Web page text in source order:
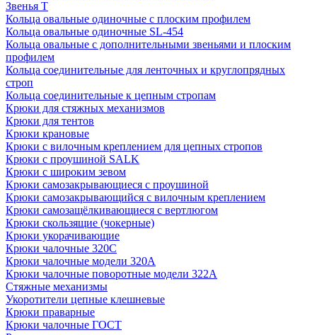
Звенья Т
Кольца овальные одиночные c плоским профилем
Кольца овальные одиночные SL-454
Кольца овальные с дополнительными звеньями и плоским
профилем
Кольца соединительные для ленточных и круглопрядных
строп
Кольца соединительные к цепным стропам
Крюки для стяжных механизмов
Крюки для тентов
Крюки крановые
Крюки с вилочным креплением для цепных стропов
Крюки с проушиной SALK
Крюки с широким зевом
Крюки самозакрывающиеся с проушиной
Крюки самозакрывающийся с вилочным креплением
Крюки самозащёлкивающиеся с вертлюгом
Крюки скользящие (чокерные)
Крюки укорачивающие
Крюки чалочные 320C
Крюки чалочные модели 320А
Крюки чалочные поворотные модели 322А
Стяжные механизмы
Укоротители цепные клешневые
Крюки праварные
Крюки чалочные ГОСТ